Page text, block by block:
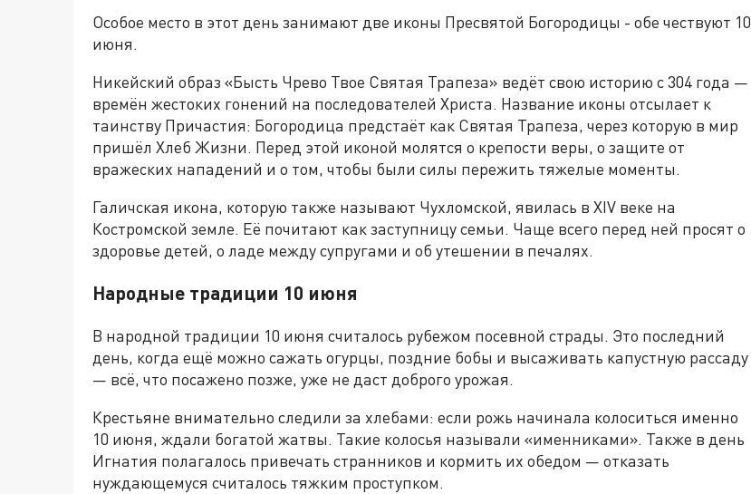
Особое место в этот день занимают две иконы Пресвятой Богородицы - обе чествуют 10
июня.
Никейский образ «Бысть Чрево Твое Святая Трапеза» ведёт свою историю с 304 года —
времён жестоких гонений на последователей Христа. Название иконы отсылает к
таинству Причастия: Богородица предстаёт как Святая Трапеза, через которую в мир
пришёл Хлеб Жизни. Перед этой иконой молятся о крепости веры, о защите от
вражеских нападений и о том, чтобы были силы пережить тяжелые моменты.
Галичская икона, которую также называют Чухломской, явилась в XIV веке на
Костромской земле. Её почитают как заступницу семьи. Чаще всего перед ней просят о
здоровье детей, о ладе между супругами и об утешении в печалях.
Народные традиции 10 июня
В народной традиции 10 июня считалось рубежом посевной страды. Это последний
день, когда ещё можно сажать огурцы, поздние бобы и высаживать капустную рассаду
— всё, что посажено позже, уже не даст доброго урожая.
Крестьяне внимательно следили за хлебами: если рожь начинала колоситься именно
10 июня, ждали богатой жатвы. Такие колосья называли «именниками». Также в день
Игнатия полагалось привечать странников и кормить их обедом — отказать
нуждающемуся считалось тяжким проступком.